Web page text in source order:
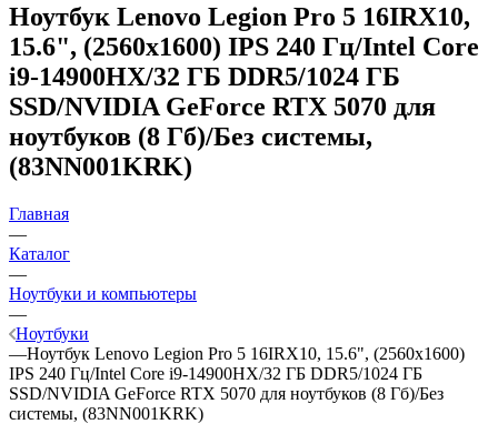
Ноутбук Lenovo Legion Pro 5 16IRX10,
15.6", (2560x1600) IPS 240 Гц/Intel Core
i9-14900HX/32 ГБ DDR5/1024 ГБ
SSD/NVIDIA GeForce RTX 5070 для
ноутбуков (8 Гб)/Без системы,
(83NN001KRK)
Главная
—
Каталог
—
Ноутбуки и компьютеры
—
Ноутбуки
—Ноутбук Lenovo Legion Pro 5 16IRX10, 15.6", (2560x1600)
IPS 240 Гц/Intel Core i9-14900HX/32 ГБ DDR5/1024 ГБ
SSD/NVIDIA GeForce RTX 5070 для ноутбуков (8 Гб)/Без
системы, (83NN001KRK)